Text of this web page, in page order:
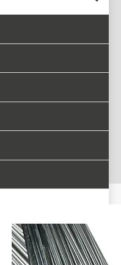
PŘIHLÁSIT SE
nastavit nové heslo